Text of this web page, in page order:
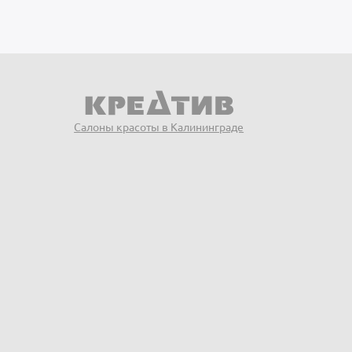
Салоны красоты в Калининграде